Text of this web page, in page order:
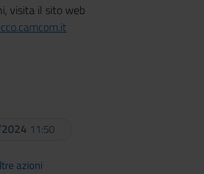
visita il sito web
11:50
azioni